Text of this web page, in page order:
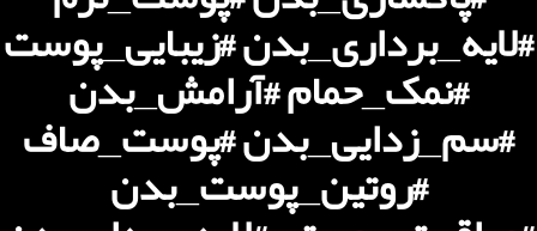
#لایه_برداری_بدن #زیبایی_پوست
#نمک_حمام #آرامش_بدن
#سم_زدایی_بدن #پوست_صاف
#روتین_پوست_بدن